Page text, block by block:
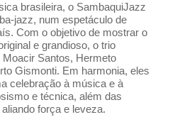
brasileira, o SambaquiJazz
jazz, num espetáculo de
Com o objetivo de mostrar o
e grandioso, o trio
Santos, Hermeto
Gismonti. Em harmonia, eles
celebração à música e à
e técnica, além das
força e leveza.